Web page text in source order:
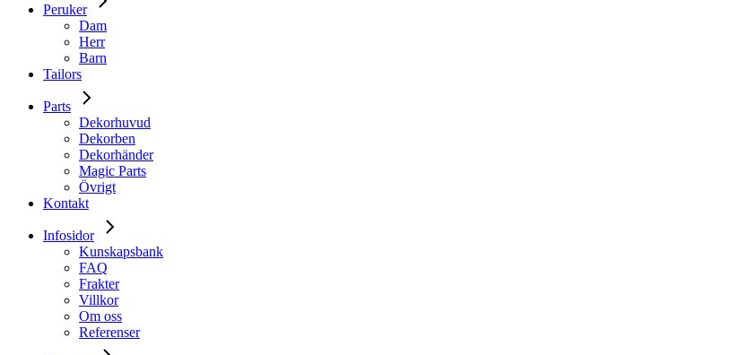
Peruker
Dam
Herr
Barn
Tailors
Parts
Dekorhuvud
Dekorben
Dekorhänder
Magic Parts
Övrigt
Kontakt
Infosidor
Kunskapsbank
FAQ
Frakter
Villkor
Om oss
Referenser